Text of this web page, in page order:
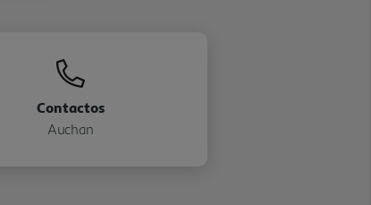
Contactos
Auchan